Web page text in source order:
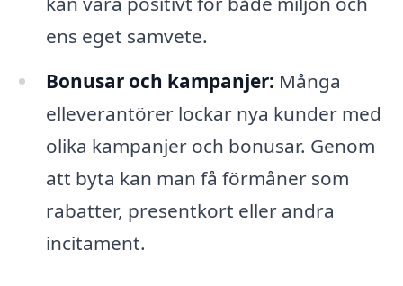
ens eget samvete.
Bonusar och kampanjer: Många
elleverantörer lockar nya kunder med
olika kampanjer och bonusar. Genom
att byta kan man få förmåner som
rabatter, presentkort eller andra
incitament.